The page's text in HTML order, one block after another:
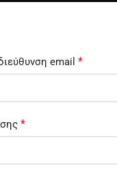
email *
*